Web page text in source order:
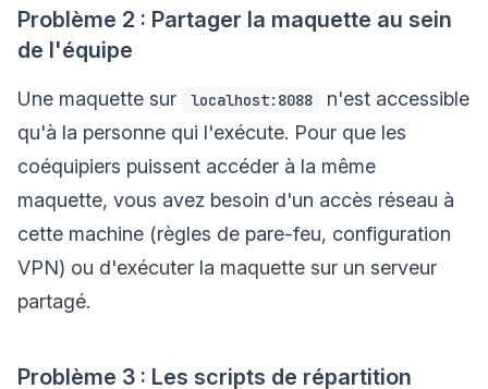
Problème 2 : Partager la maquette au sein
de l'équipe
Une maquette sur localhost:8088
n'est accessible
qu'à la personne qui l'exécute. Pour que les
coéquipiers puissent accéder à la même
maquette, vous avez besoin d'un accès réseau à
cette machine (règles de pare-feu, configuration
VPN) ou d'exécuter la maquette sur un serveur
partagé.
Problème 3 : Les scripts de répartition